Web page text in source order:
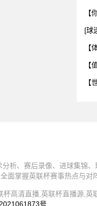
【
[球
【
【
【
析、赛后录像、进球集锦
面掌握英联杯赛事热点与对
高清直播,英联杯直播源,英
号